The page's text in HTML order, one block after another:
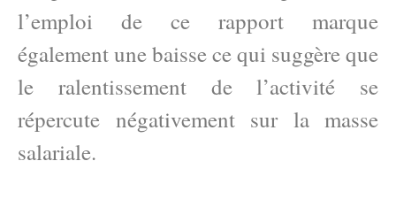
l’emploi de ce rapport marque
également une baisse ce qui suggère que
le ralentissement de l’activité se
répercute négativement sur la masse
salariale.